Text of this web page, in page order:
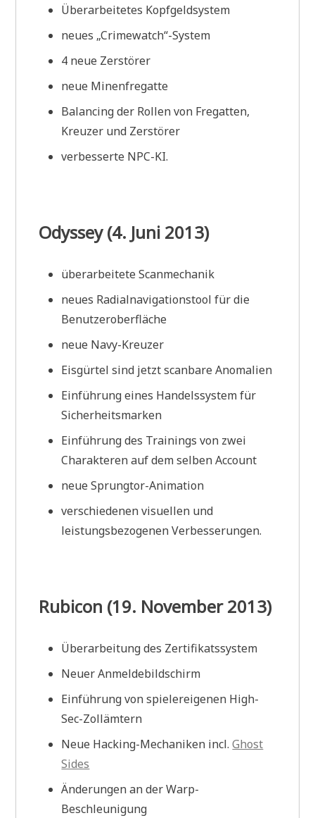
Überarbeitetes Kopfgeldsystem
neues „Crimewatch“-System
4 neue Zerstörer
neue Minenfregatte
Balancing der Rollen von Fregatten,
Kreuzer und Zerstörer
verbesserte NPC-KI.
Odyssey (4. Juni 2013)
überarbeitete Scanmechanik
neues Radialnavigationstool für die
Benutzeroberfläche
neue Navy-Kreuzer
Eisgürtel sind jetzt scanbare Anomalien
Einführung eines Handelssystem für
Sicherheitsmarken
Einführung des Trainings von zwei
Charakteren auf dem selben Account
neue Sprungtor-Animation
verschiedenen visuellen und
leistungsbezogenen Verbesserungen.
Rubicon (19. November 2013)
Überarbeitung des Zertifikatssystem
Neuer Anmeldebildschirm
Einführung von spielereigenen High-
Sec-Zollämtern
Neue Hacking-Mechaniken incl.Ghost
Sides
Änderungen an der Warp-
Beschleunigung